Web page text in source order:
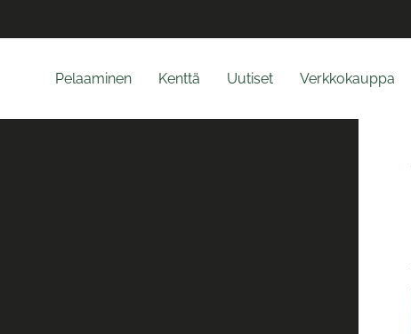
Pelaaminen Kenttä Uutiset Verkkokauppa